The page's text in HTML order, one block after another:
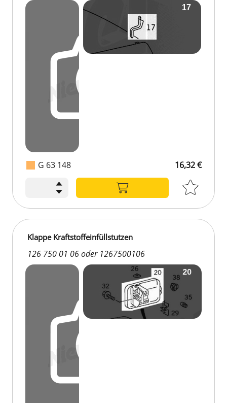
G 63 148 16,32 €
Klappe Kraftstoffeinfüllstutzen
126 750 01 06 oder 1267500106